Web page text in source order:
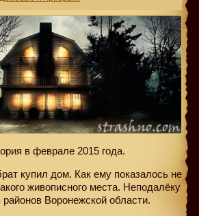
в феврале 2015 года.
купил дом. Как ему показалось не
живописного места. Неподалёку
Воронежской области.